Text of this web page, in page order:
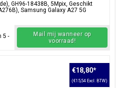
GH96-18438B, 5Mpix, Geschikt
Samsung Galaxy A27 5G
5 -
Mail mij wanneer op
voorraad!
€18,80*
(€15,54 Excl. BTW)